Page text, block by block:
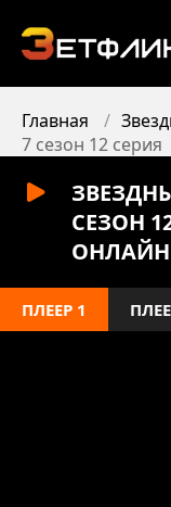
Главная
7 сезон 12 серия
СЕЗОН
ОНЛАЙН
ПЛЕЕР 1